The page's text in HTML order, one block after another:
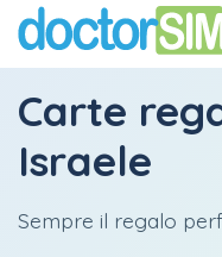
Carte
Israele
Sempre il regalo